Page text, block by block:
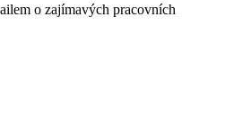
o zajímavých pracovních